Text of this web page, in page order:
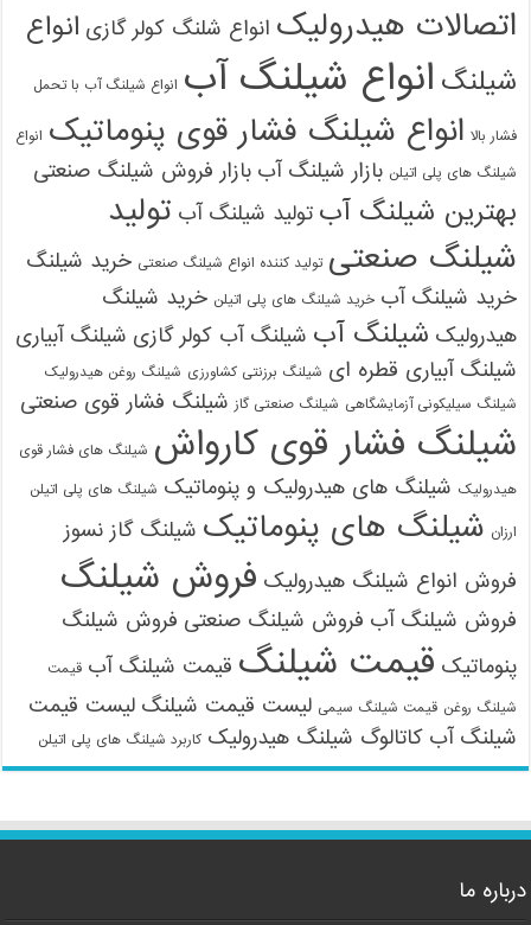
اتصالات هیدرولیک انواع شلنگ کولر گازی انواع
شیلنگ انواع شیلنگ آب انواع شیلنگ آب با تحمل
فشار بالا انواع شیلنگ فشار قوی پنوماتیک انواع
شیلنگ های پلی اتیلن بازار شیلنگ آب بازار فروش شیلنگ صنعتی
بهترین شیلنگ آب تولید شیلنگ آب تولید
شیلنگ صنعتی تولید کننده انواع شیلنگ صنعتی خرید شیلنگ
خرید شیلنگ آب خرید شیلنگ های پلی اتیلن خرید شیلنگ
هیدرولیک شیلنگ آب شیلنگ آب کولر گازی شیلنگ آبیاری
شیلنگ آبیاری قطره ای شیلنگ برزنتی کشاورزی شیلنگ روغن هیدرولیک
شیلنگ سیلیکونی آزمایشگاهی شیلنگ صنعتی گاز شیلنگ فشار قوی صنعتی
شیلنگ فشار قوی کارواش شیلنگ های فشار قوی
هیدرولیک شیلنگ های هیدرولیک و پنوماتیک شیلنگ های پلی اتیلن
ارزان شیلنگ های پنوماتیک شیلنگ گاز نسوز
فروش انواع شیلنگ هیدرولیک فروش شیلنگ
فروش شیلنگ آب فروش شیلنگ صنعتی فروش شیلنگ
پنوماتیک قیمت شیلنگ قیمت شیلنگ آب قیمت
شیلنگ روغن قیمت شیلنگ سیمی لیست قیمت شیلنگ لیست قیمت
شیلنگ آب کاتالوگ شیلنگ هیدرولیک کاربرد شیلنگ های پلی اتیلن
درباره ما